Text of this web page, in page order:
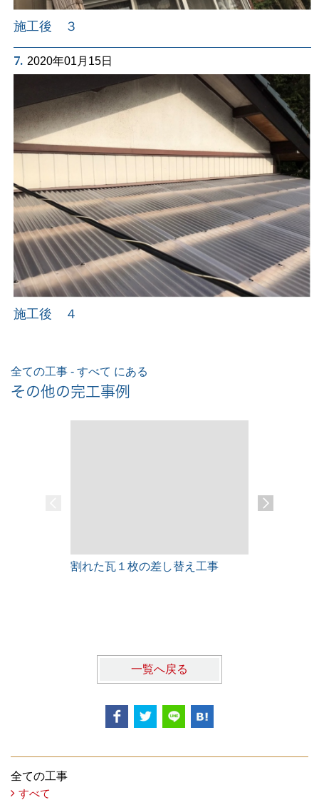
施工後 ３
7. 2020年01月15日
施工後 ４
全ての工事 - すべて にある
その他の完工事例
割れた瓦１枚の差し替え工事
一覧へ戻る
全ての工事
すべて